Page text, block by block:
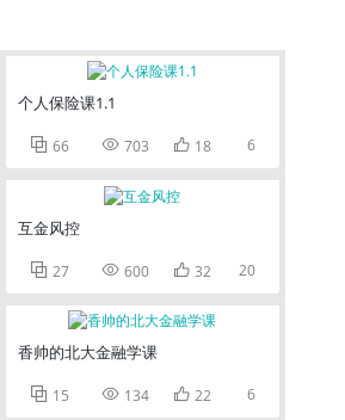
个人保险课1.1
 66  703  18 6
互金风控
 27  600  32 20
香帅的北大金融学课
 15  134  22 6